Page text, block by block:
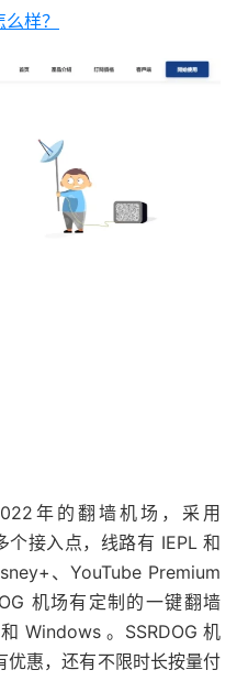
样？
年的翻墙机场，采用
接入点，线路有 IEPL 和
、YouTube Premium
机场有定制的一键翻墙
Windows 。SSRDOG 机
优惠，还有不限时长按量付